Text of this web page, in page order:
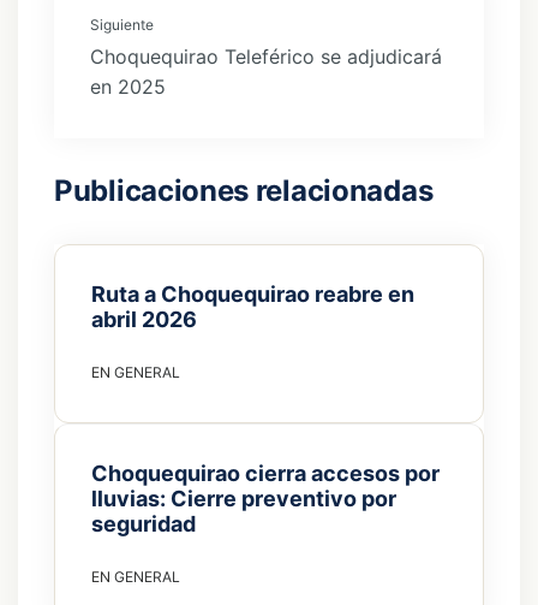
Siguiente
Choquequirao Teleférico se adjudicará
en 2025
Publicaciones relacionadas
Ruta a Choquequirao reabre en
abril 2026
EN GENERAL
Choquequirao cierra accesos por
lluvias: Cierre preventivo por
seguridad
EN GENERAL